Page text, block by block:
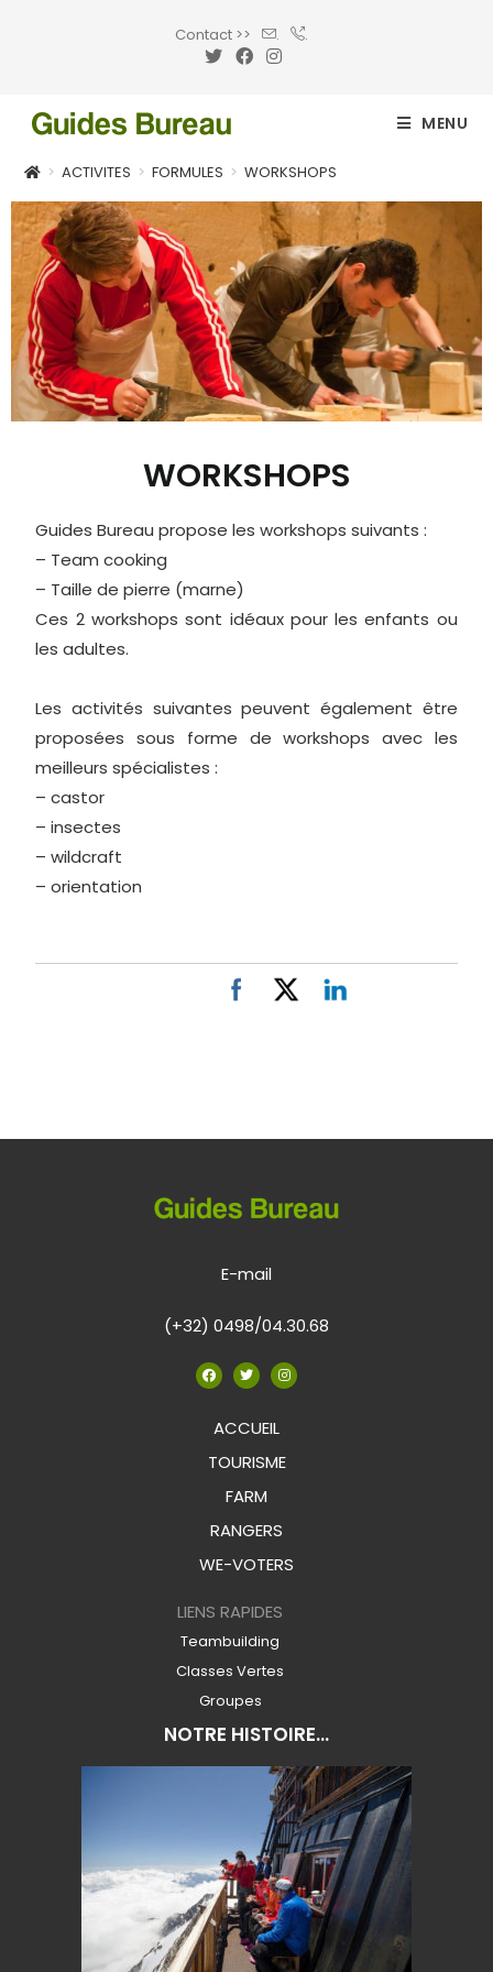
Contact >> . .
MENU
> ACTIVITES > FORMULES > WORKSHOPS
WORKSHOPS
Guides Bureau propose les workshops suivants :
– Team cooking
– Taille de pierre (marne)
Ces 2 workshops sont idéaux pour les enfants ou
les adultes.
Les activités suivantes peuvent également être
proposées sous forme de workshops avec les
meilleurs spécialistes :
– castor
– insectes
– wildcraft
– orientation
E-mail
(+32) 0498/04.30.68
ACCUEIL
TOURISME
FARM
RANGERS
WE-VOTERS
LIENS RAPIDES
Teambuilding
Classes Vertes
Groupes
NOTRE HISTOIRE...